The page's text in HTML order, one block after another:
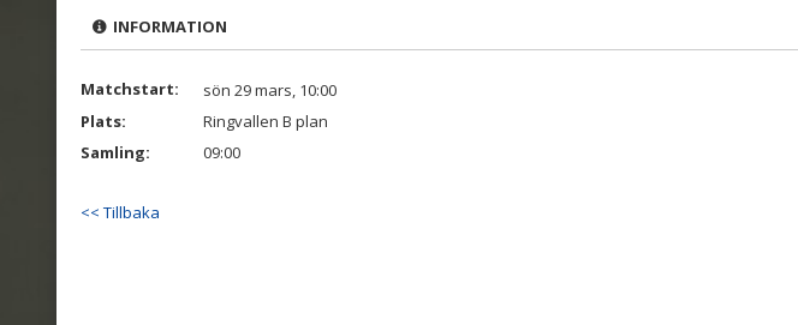
INFORMATION
Matchstart:
sön 29 mars, 10:00
Plats:
Ringvallen B plan
Samling:
09:00
<< Tillbaka